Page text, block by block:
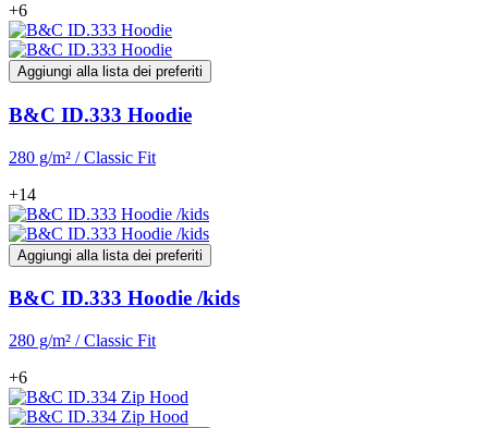
+6
Aggiungi alla lista dei preferiti
B&C ID.333 Hoodie
280 g/m² / Classic Fit
+14
Aggiungi alla lista dei preferiti
B&C ID.333 Hoodie /kids
280 g/m² / Classic Fit
+6